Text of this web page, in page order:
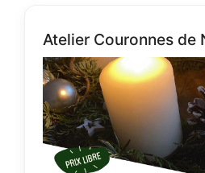
Atelier Couronnes de